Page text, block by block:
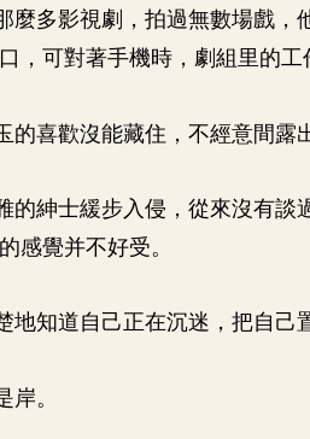
麼多影視劇，拍過無數場戲
，可對著手機時，劇組里的工
的喜歡沒能藏住，不經意間露
的紳士緩步入侵，從來沒有
感覺并不好受。
地知道自己正在沉迷，把自己
。